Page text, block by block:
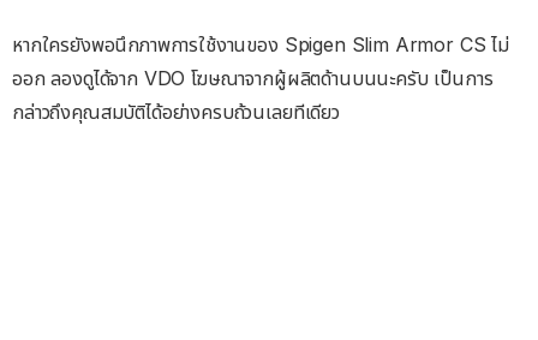
หากใครยังพอนึกภาพการใช้งานของ Spigen Slim Armor CS ไม่
ออก ลองดูได้จาก VDO โฆษณาจากผู้ผลิตด้านบนนะครับ เป็นการ
กล่าวถึงคุณสมบัติได้อย่างครบถ้วนเลยทีเดียว